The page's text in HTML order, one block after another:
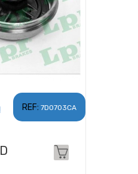
REF: 7D0703CA